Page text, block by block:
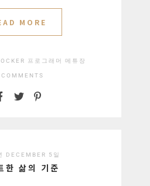
MORE
프로그래머 메튜장
DECEMBER 5일
한 삶의 기준